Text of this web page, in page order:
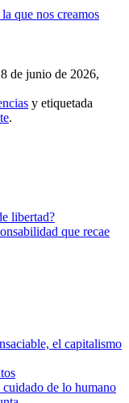
que nos creamos
de junio de 2026,
y etiquetada
.
libertad?
que recae
el capitalismo
cuidado de lo humano